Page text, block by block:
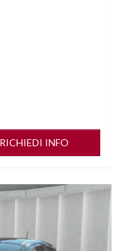
RICHIEDI INFO